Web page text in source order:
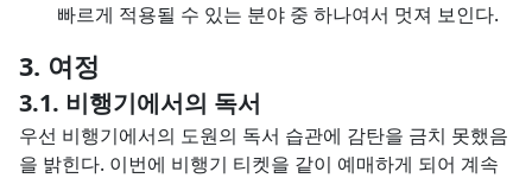
빠르게 적용될 수 있는 분야 중 하나여서 멋져 보인다.
여정
비행기에서의 독서
우선 비행기에서의 도원의 독서 습관에 감탄을 금치 못했음
을 밝힌다. 이번에 비행기 티켓을 같이 예매하게 되어 계속